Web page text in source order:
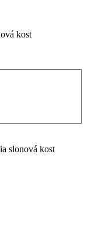
kost
slonová kost